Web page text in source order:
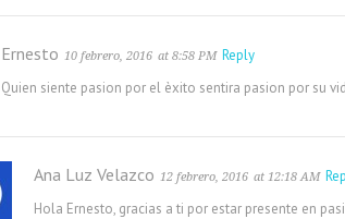
Ernesto 10 febrero, 2016 at 8:58 PM Reply
Quien siente pasion por el èxito sentira pasion por su
Ana Luz Velazco 12 febrero, 2016 at 12:18 AM
Hola Ernesto, gracias a ti por estar presente en